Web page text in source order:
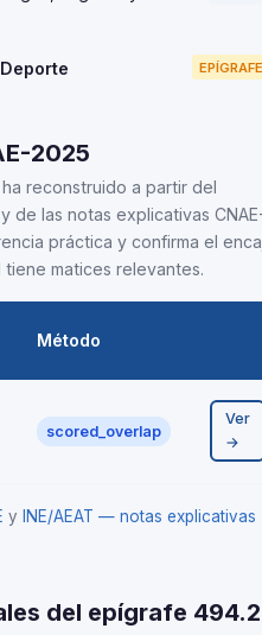
Deporte EPÍGRAFE
2025
reconstruido a partir del
de las notas explicativas
práctica y confirma el
tiene matices relevantes.
Método
scored_overlap
Ver
→
y
INE/AEAT — notas explicativas
del epígrafe 494.2